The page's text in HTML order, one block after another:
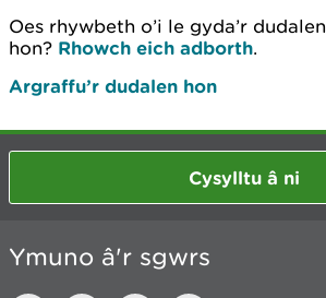
Oes rhywbeth o’i le gyda’r dudalen
hon? Rhowch eich adborth.
Argraffu’r dudalen hon
Cysylltu â ni
Ymuno â'r sgwrs